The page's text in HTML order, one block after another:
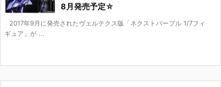
8月発売予定☆
2017年9月に発売されたヴェルテクス版「ネクストパープル 1/7フィ
ギュア」が ...